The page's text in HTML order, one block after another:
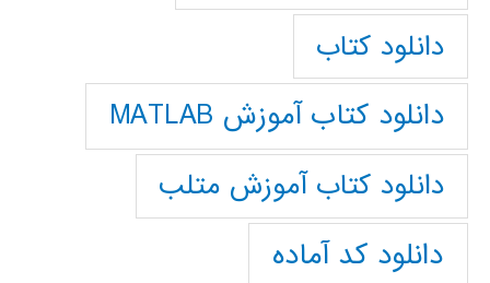
دانلود کتاب
دانلود کتاب آموزش MATLAB
دانلود کتاب آموزش متلب
دانلود کد آماده